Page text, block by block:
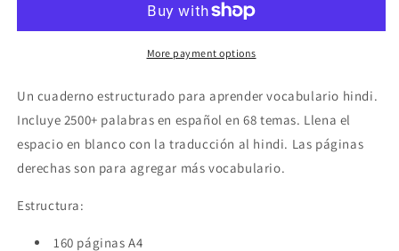
vocabulariovocabulario
More payment options
Un cuaderno estructurado para aprender vocabulario hindi.
Incluye 2500+ palabras en español en 68 temas. Llena el
espacio en blanco con la traducción al hindi. Las páginas
derechas son para agregar más vocabulario.
Estructura:
160 páginas A4